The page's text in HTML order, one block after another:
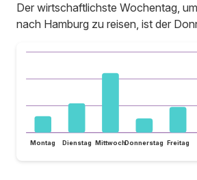
Der wirtschaftlichste Wochentag,
nach Hamburg zu reisen, ist der
Montag Dienstag MittwochDonnerstag Freitag